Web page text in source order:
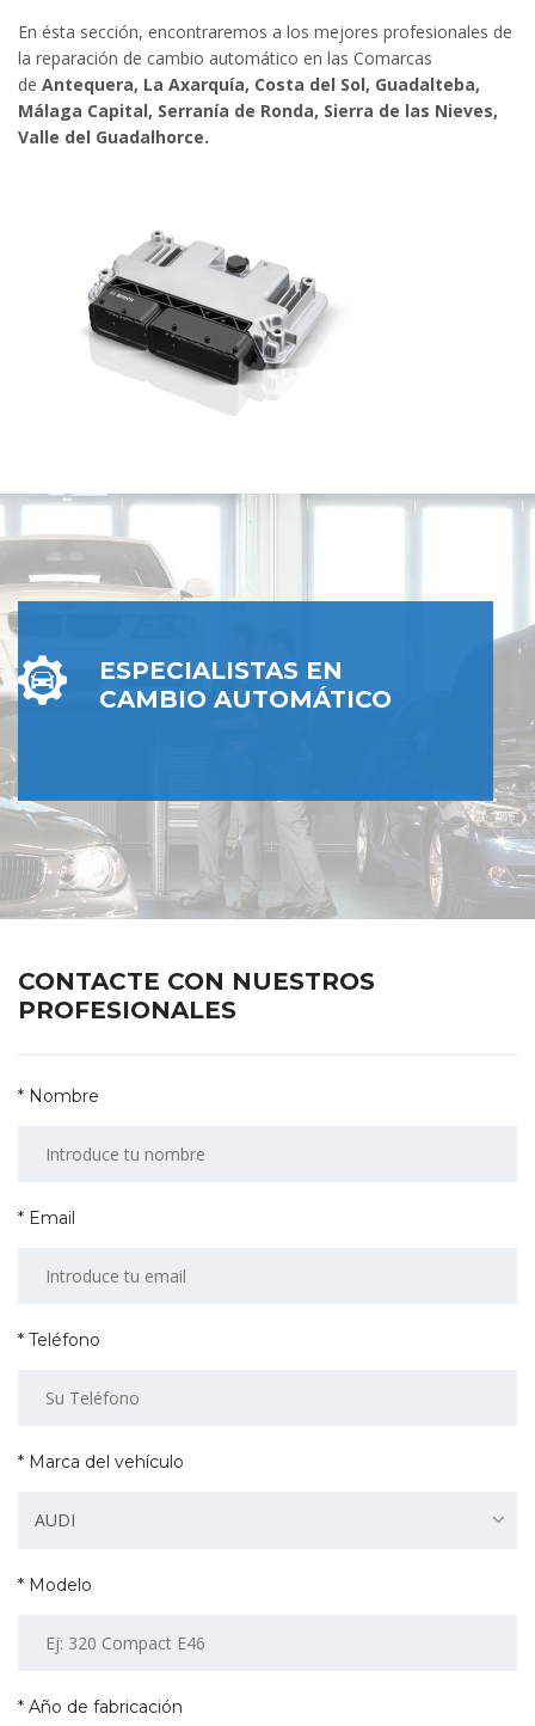
En ésta sección, encontraremos a los mejores profesionales de
la reparación de cambio automático en las Comarcas
de Antequera, La Axarquía, Costa del Sol, Guadalteba,
Málaga Capital, Serranía de Ronda, Sierra de las Nieves,
Valle del Guadalhorce.
ESPECIALISTAS EN
CAMBIO AUTOMÁTICO
CONTACTE CON NUESTROS
PROFESIONALES
* Nombre
* Email
* Teléfono
* Marca del vehículo
AUDI
* Modelo
* Año de fabricación